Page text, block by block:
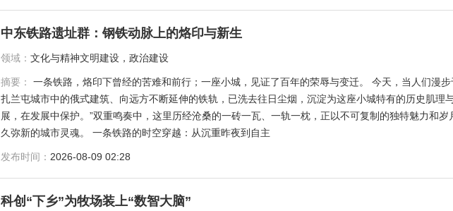
中东铁路遗址群：钢铁动脉上的烙印与新生
领域：文化与精神文明建设，政治建设
摘要：
一条铁路，烙印下曾经的苦难和前行；一座小城，见证了百年的荣辱与变迁。 今天，当人们漫
扎兰屯城市中的俄式建筑、向远方不断延伸的铁轨，已洗去往日尘烟，沉淀为这座小城特有的历史肌理
展，在发展中保护。”双重鸣奏中，这里历经沧桑的一砖一瓦、一轨一枕，正以不可复制的独特魅力和
久弥新的城市灵魂。 一条铁路的时空穿越：从沉重昨夜到自主
发布时间： 2026-08-09 02:28
科创“下乡”为牧场装上“数智大脑”